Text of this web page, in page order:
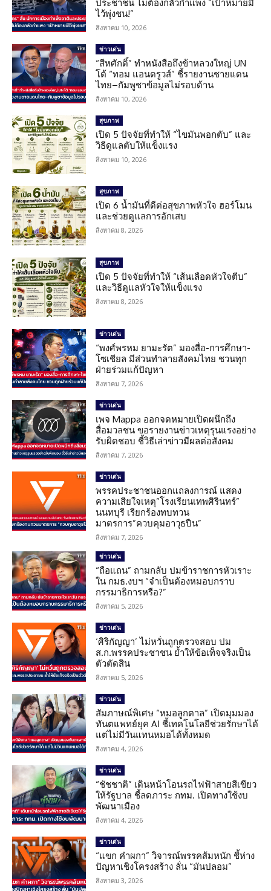
ประชาชน ไม่ต้องกลัวกำแพง “เป้าหมายมี
ไว้พุ่งชน!”
สิงหาคม 10, 2026
ข่าวเด่น
“สีหศักดิ์” ทำหนังสือถึงข้าหลวงใหญ่ UN
โต้ “ทอม แอนดรูวส์” ชี้รายงานชายแดน
ไทย–กัมพูชาข้อมูลไม่รอบด้าน
สิงหาคม 10, 2026
สุขภาพ
เปิด 5 ปัจจัยที่ทำให้ “ไขมันพอกตับ” และ
วิธีดูแลตับให้แข็งแรง
สิงหาคม 10, 2026
สุขภาพ
เปิด 6 น้ำมันที่ดีต่อสุขภาพหัวใจ ฮอร์โมน
และช่วยดูแลการอักเสบ
สิงหาคม 8, 2026
สุขภาพ
เปิด 5 ปัจจัยที่ทำให้ “เส้นเลือดหัวใจตีบ”
และวิธีดูแลหัวใจให้แข็งแรง
สิงหาคม 8, 2026
ข่าวเด่น
“พงศ์พรหม ยามะรัต” มองสื่อ-การศึกษา-
โซเชียล มีส่วนทำลายสังคมไทย ชวนทุก
ฝ่ายร่วมแก้ปัญหา
สิงหาคม 7, 2026
ข่าวเด่น
เพจ Mappa ออกจดหมายเปิดผนึกถึง
สื่อมวลชน ขอรายงานข่าวเหตุรุนแรงอย่าง
รับผิดชอบ ชี้วิธีเล่าข่าวมีผลต่อสังคม
สิงหาคม 7, 2026
ข่าวเด่น
พรรคประชาชนออกแถลงการณ์ แสดง
ความเสียใจเหตุ”โรงเรียนเทพศิรินทร์”
นนทบุรี เรียกร้องทบทวน
มาตรการ”ควบคุมอาวุธปืน”
สิงหาคม 7, 2026
ข่าวเด่น
“ถือแถน” ถามกลับ ปมข้าราชการหัวเราะ
ใน กมธ.งบฯ “จำเป็นต้องหมอบกราบ
กรรมาธิการหรือ?”
สิงหาคม 5, 2026
ข่าวเด่น
‘ศิริกัญญา’ ไม่หวั่นถูกตรวจสอบ ปม
ส.ก.พรรคประชาชน ย้ำให้ข้อเท็จจริงเป็น
ตัวตัดสิน
สิงหาคม 5, 2026
ข่าวเด่น
สัมภาษณ์พิเศษ “หมอลูกตาล” เปิดมุมมอง
ทันตแพทย์ยุค AI ชี้เทคโนโลยีช่วยรักษาได้
แต่ไม่มีวันแทนหมอได้ทั้งหมด
สิงหาคม 4, 2026
ข่าวเด่น
“ชัชชาติ” เดินหน้าโอนรถไฟฟ้าสายสีเขียว
ให้รัฐบาล ชี้ลดภาระ กทม. เปิดทางใช้งบ
พัฒนาเมือง
สิงหาคม 4, 2026
ข่าวเด่น
“แขก คำผกา” วิจารณ์พรรคส้มหนัก ชี้ห่าง
ปัญหาเชิงโครงสร้าง ลั่น “มันปลอม”
สิงหาคม 3, 2026